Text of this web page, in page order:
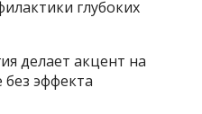
глубоких
делает акцент на
без эффекта